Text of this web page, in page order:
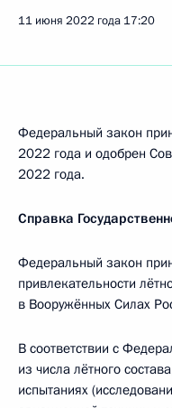
11 июня 2022 года 17:20
Федеральный закон
2022 года и одобрен
2022 года.
Справка
Федеральный закон
привлекательности
в Вооружённых Силах
В соответствии с
из числа лётного
испытаниях